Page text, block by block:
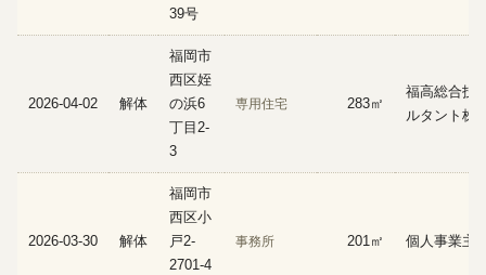
39号
2026-04-02 解体
福岡市
西区姪
の浜6
丁目2-
3
専用住宅 283㎡
福高総合技
ルタント株
2026-03-30 解体
福岡市
西区小
戸2-
2701-4
事務所 201㎡ 個人事業主